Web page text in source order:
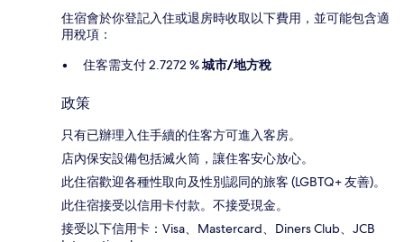
住宿會於你登記入住或退房時收取以下費用，並可能包含適
用稅項：
住客需支付 2.7272 %城市/地方稅
政策
只有已辦理入住手續的住客方可進入客房。
店內保安設備包括滅火筒，讓住客安心放心。
此住宿歡迎各種性取向及性別認同的旅客 (LGBTQ+ 友善)。
此住宿接受以信用卡付款。不接受現金。
接受以下信用卡：Visa、Mastercard、Diners Club、JCB